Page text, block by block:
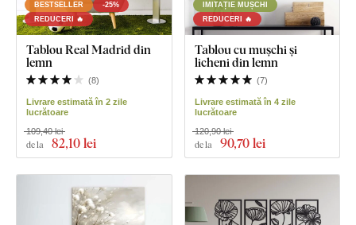
BESTSELLER
-25%
REDUCERI 🔥
Tablou Real Madrid din
lemn
(8)
Livrare estimată în 2 zile
lucrătoare
de la 82,10 lei
109,40 lei
IMITAȚIE MUȘCHI
REDUCERI 🔥
Tablou cu mușchi și
licheni din lemn
(7)
Livrare estimată în 4 zile
lucrătoare
de la 90,70 lei
120,90 lei